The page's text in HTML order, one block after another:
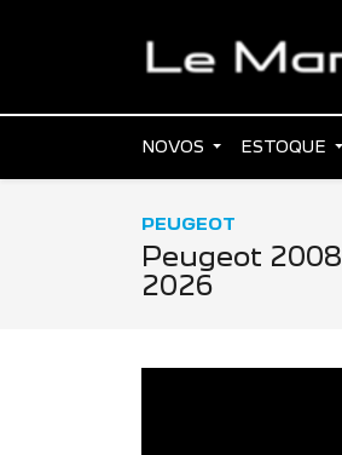
NOVOS ESTOQUE
PEUGEOT
Peugeot
2026